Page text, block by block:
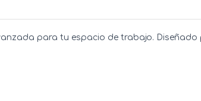
para tu espacio de trabajo.